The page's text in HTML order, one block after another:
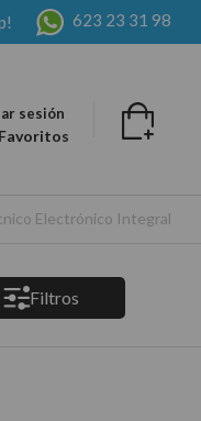
623 23 31 98
sesión
Electrónico Integral
Filtros